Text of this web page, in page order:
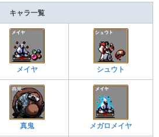
キャラ一覧
メイヤ シュウト
真鬼 メガロメイヤ